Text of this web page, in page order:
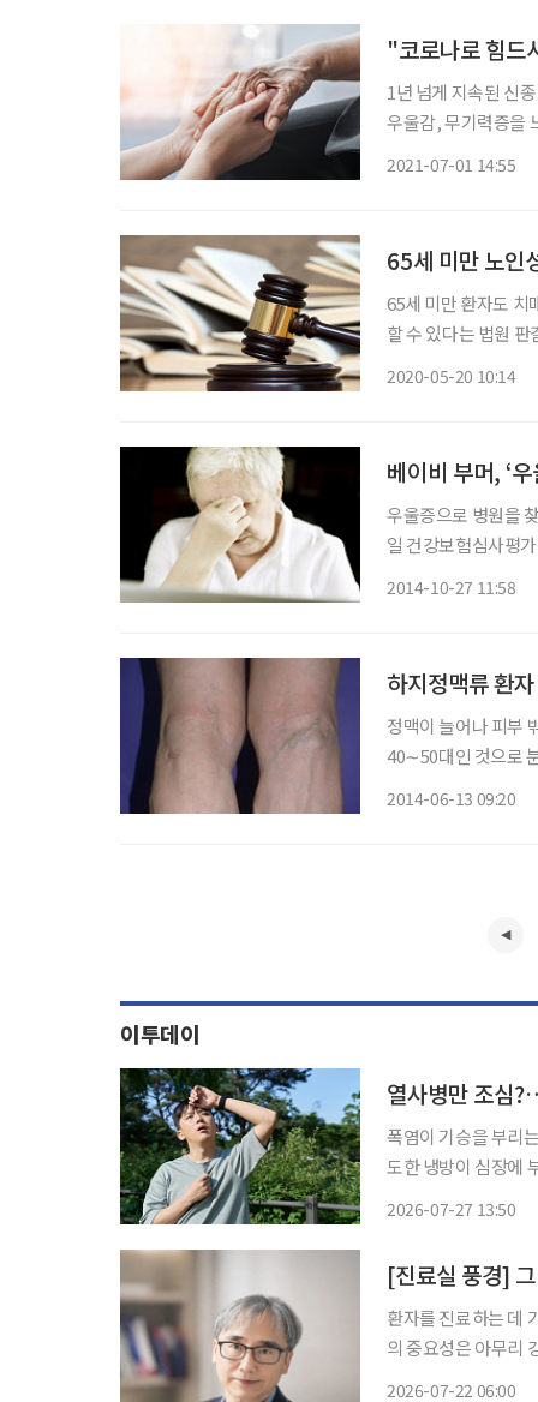
"코로나로 힘드
1년 넘게 지속된 신
우울감, 무기력증을 느끼는
2021-07-01 14:55
65세 미만 노인
65세 미만 환자도 치
할 수 있다는 법원
2020-05-20 10:14
베이비 부머, ‘
우울증으로 병원을
일 건강보험심사평
2014-10-27 11:58
하지정맥류 환
정맥이 늘어나 피부
40∼50대인 것으로 분석됐다. 건강보험심사평가원이 2009년부
2014-06-13 09:20
이투데이
열사병만 조심
폭염이 기승을 부리
도한 냉방이 심장에
2026-07-27 13:50
[진료실 풍경]
환자를 진료하는 데
의 중요성은 아무리
2026-07-22 06:00